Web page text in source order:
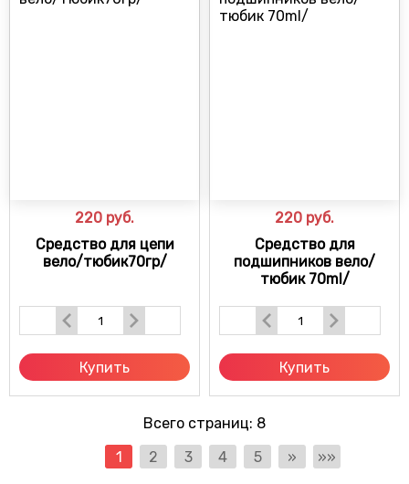
220 руб.
Средство для цепи
вело/тюбик70гр/
Купить
220 руб.
Средство для
подшипников вело/
тюбик 70ml/
Купить
Всего страниц: 8
1
2 3 4 5 » »»